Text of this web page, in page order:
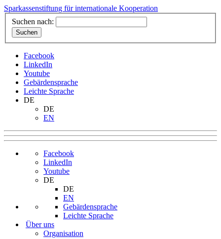
Sparkassenstiftung für internationale Kooperation
Suchen nach:
Facebook
LinkedIn
Youtube
Gebärdensprache
Leichte Sprache
DE
DE
EN
Facebook
LinkedIn
Youtube
DE
DE
EN
Gebärdensprache
Leichte Sprache
Über uns
Organisation